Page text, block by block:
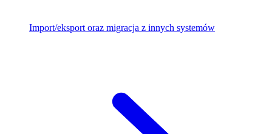
Import/eksport oraz migracja z innych systemów